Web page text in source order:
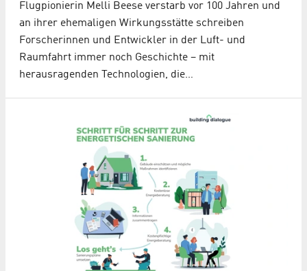
Flugpionierin Melli Beese verstarb vor 100 Jahren und
an ihrer ehemaligen Wirkungsstätte schreiben
Forscherinnen und Entwickler in der Luft- und
Raumfahrt immer noch Geschichte – mit
herausragenden Technologien, die…